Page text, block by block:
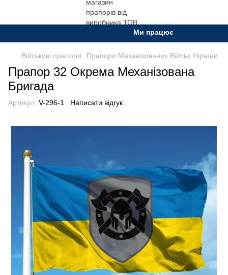
Ми працюємо. Все буде
Військові прапори Прапори Механізованих Військ України
Прапор 32 Окрема Механізована
Бригада
Артикул: V-296-1 Написати відгук